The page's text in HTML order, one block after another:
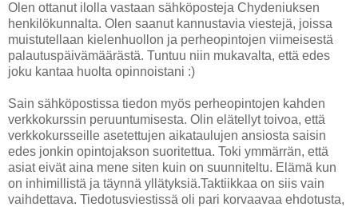
Olen ottanut ilolla vastaan sähköposteja Chydeniuksen
henkilökunnalta. Olen saanut kannustavia viestejä, joissa
muistutellaan kielenhuollon ja perheopintojen viimeisestä
palautuspäivämäärästä. Tuntuu niin mukavalta, että edes
joku kantaa huolta opinnoistani :)
Sain sähköpostissa tiedon myös perheopintojen kahden
verkkokurssin peruuntumisesta. Olin elätellyt toivoa, että
verkkokursseille asetettujen aikataulujen ansiosta saisin
edes jonkin opintojakson suoritettua. Toki ymmärrän, että
asiat eivät aina mene siten kuin on suunniteltu. Elämä kun
on inhimillistä ja täynnä yllätyksiä.Taktiikkaa on siis vain
vaihdettava. Tiedotusviestissä oli pari korvaavaa ehdotusta,